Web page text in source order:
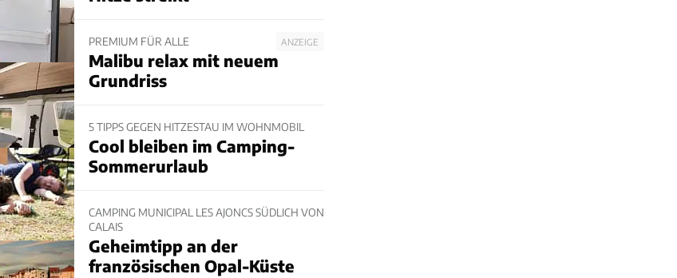
ANZEIGE
PREMIUM FÜR ALLE
Malibu relax mit neuem
Grundriss
5 TIPPS GEGEN HITZESTAU IM WOHNMOBIL
Cool bleiben im Camping-
Sommerurlaub
CAMPING MUNICIPAL LES AJONCS SÜDLICH VON
CALAIS
Geheimtipp an der
französischen Opal-Küste